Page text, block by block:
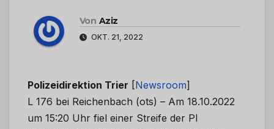
Von Aziz
OKT. 21, 2022
Polizeidirektion Trier [Newsroom]
L 176 bei Reichenbach (ots) – Am 18.10.2022
um 15:20 Uhr fiel einer Streife der PI